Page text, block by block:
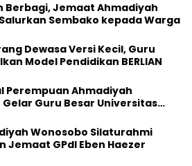
Berbagi, Jemaat Ahmadiyah
Sembako kepada Warga
Dewasa Versi Kecil, Guru
Model Pendidikan BERLIAN
Perempuan Ahmadiyah
Gelar Guru Besar Universitas
Wonosobo Silaturahmi
Jemaat GPdI Eben Haezer